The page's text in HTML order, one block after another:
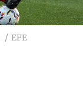
EFE